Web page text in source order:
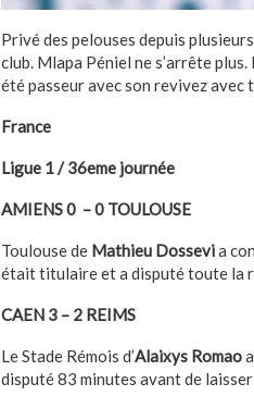
Privé des pelouses depuis
club. Mlapa Péniel ne s’arrête
été passeur avec son revivez
France
Ligue 1 / 36eme journée
AMIENS 0 – 0 TOULOUSE
Toulouse de Mathieu Dossevia
était titulaire et a disputé toute la
CAEN 3 – 2 REIMS
Le Stade Rémois d’Alaixys Romao
disputé 83 minutes avant de laisser